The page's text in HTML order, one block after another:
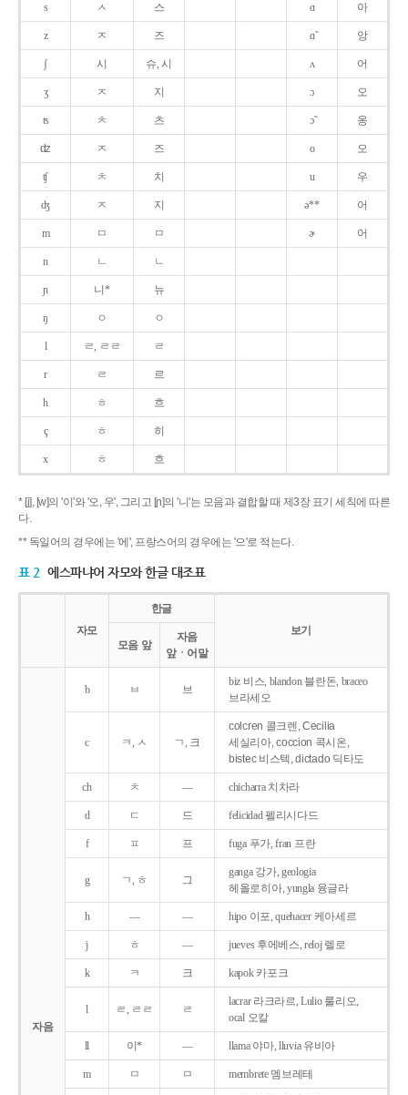
s ㅅ 스 ɑ 아
z ㅈ 즈 ɑ̃ 앙
ʃ 시 슈, 시 ʌ 어
ʒ ㅈ 지 ɔ 오
ʦ ㅊ 츠 ɔ̃ 옹
ʣ ㅈ 즈 o 오
ʧ ㅊ 치 u 우
ʤ ㅈ 지 ə** 어
m ㅁ ㅁ ɚ 어
n ㄴ ㄴ
ɲ 니* 뉴
ŋ ㅇ ㅇ
l ㄹ, ㄹㄹ ㄹ
r ㄹ 르
h ㅎ 흐
ç ㅎ 히
x ㅎ 흐
* [j], [w]의 '이'와 '오, 우', 그리고 [ɲ]의 '니'는 모음과 결합할 때 제3장 표기 세칙에 따른
다.
** 독일어의 경우에는 '에', 프랑스어의 경우에는 '으'로 적는다.
표 2 에스파냐어 자모와 한글 대조표
자모
한글
보기
모음 앞
자음
앞ㆍ어말
자음
b ㅂ 브
biz 비스, blandon 블란돈, braceo
브라세오
c ㅋ, ㅅ ㄱ, 크
colcren 콜크렌, Cecilia
세실리아, coccion 콕시온,
bistec 비스텍, dictado 딕타도
ch ㅊ ― chicharra 치차라
d ㄷ 드 felicidad 펠리시다드
f ㅍ 프 fuga 푸가, fran 프란
g ㄱ, ㅎ 그
ganga 강가, geologia
헤올로히아, yungla 융글라
h ― ― hipo 이포, quehacer 케아세르
j ㅎ ― jueves 후에베스, reloj 렐로
k ㅋ 크 kapok 카포크
l ㄹ, ㄹㄹ ㄹ
lacrar 라크라르, Lulio 룰리오,
ocal 오칼
ll 이* ― llama 야마, lluvia 유비아
m ㅁ ㅁ membrete 멤브레테